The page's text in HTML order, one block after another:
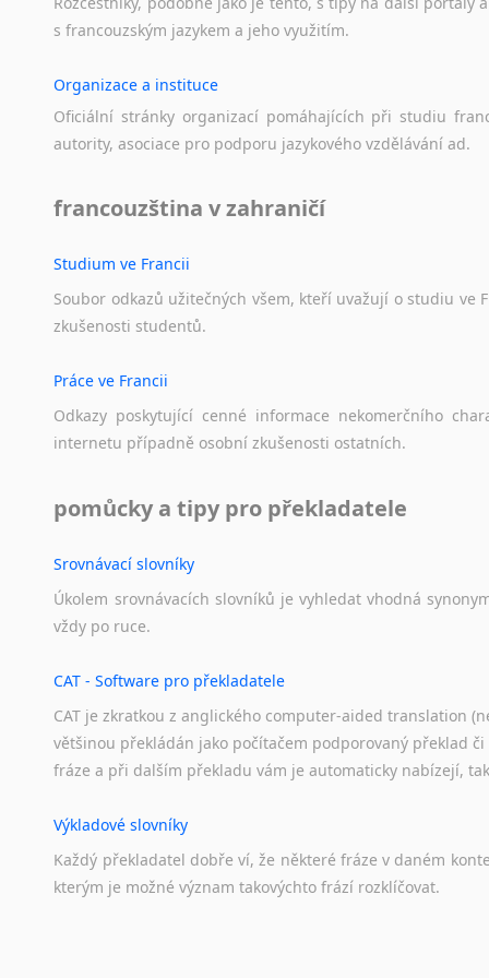
s francouzským jazykem a jeho využitím.
Organizace a instituce
Oficiální stránky organizací pomáhajících při studiu
autority, asociace pro podporu jazykového vzdělávání ad.
francouzština v zahraničí
Studium ve Francii
Soubor odkazů užitečných všem, kteří uvažují o studiu ve
zkušenosti studentů.
Práce ve Francii
Odkazy poskytující cenné informace nekomerčního
internetu případně osobní zkušenosti ostatních.
pomůcky a tipy pro překladatele
Srovnávací slovníky
Úkolem srovnávacích slovníků je vyhledat vhodná
vždy po ruce.
CAT - Software pro překladatele
CAT je zkratkou z anglického computer-aided translation
většinou překládán jako počítačem podporovaný překlad
fráze a při dalším překladu vám je automaticky nabízejí,
Výkladové slovníky
Každý překladatel dobře ví, že některé fráze v daném
kterým je možné význam takovýchto frází rozklíčovat.